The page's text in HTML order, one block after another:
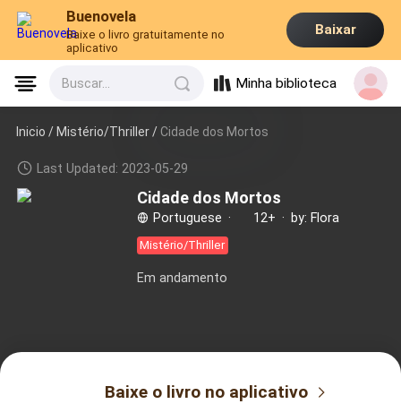
Buenovela
Baixe o livro gratuitamente no
aplicativo
Baixar
Buscar... Minha biblioteca
Inicio /Mistério/Thriller/ Cidade dos Mortos
Last Updated: 2023-05-29
Cidade dos Mortos
Portuguese · 12+ · by: Flora
Mistério/Thriller
Em andamento
Baixe o livro no aplicativo